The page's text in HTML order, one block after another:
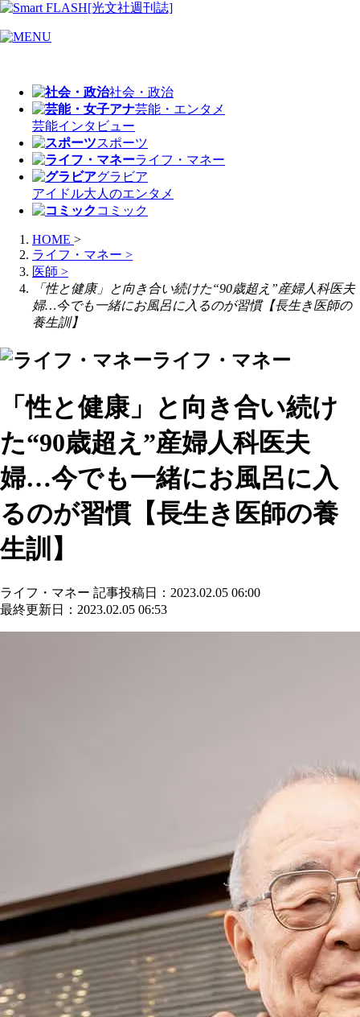
社会・政治
芸能・エンタメ
芸能インタビュー
スポーツ
ライフ・マネー
グラビア
アイドル大人のエンタメ
コミック
HOME >
ライフ・マネー >
医師 >
「性と健康」と向き合い続けた“90歳超え”産婦人科医夫
婦…今でも一緒にお風呂に入るのが習慣【長生き医師の
養生訓】
ライフ・マネー
「性と健康」と向き合い続け
た“90歳超え”産婦人科医夫
婦…今でも一緒にお風呂に入
るのが習慣【長生き医師の養
生訓】
ライフ・マネー 記事投稿日：2023.02.05 06:00
最終更新日：2023.02.05 06:53